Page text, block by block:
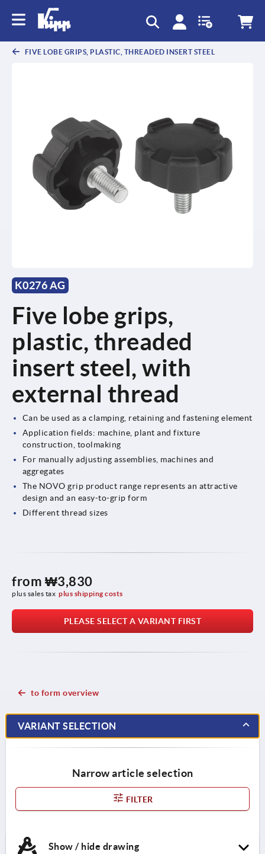
FIVE LOBE GRIPS, PLASTIC, THREADED INSERT STEEL
K0276 AG
Five lobe grips,
plastic, threaded
insert steel, with
external thread
Can be used as a clamping, retaining and fastening element
Application fields: machine, plant and fixture
construction, toolmaking
For manually adjusting assemblies, machines and
aggregates
The NOVO grip product range represents an attractive
design and an easy-to-grip form
Different thread sizes
from ₩3,830
plus sales tax plus shipping costs
PLEASE SELECT A VARIANT FIRST
to form overview
VARIANT SELECTION
Narrow article selection
FILTER
Show / hide drawing